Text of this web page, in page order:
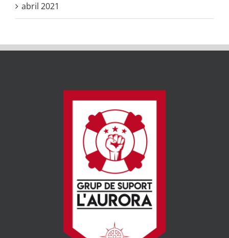
abril 2021